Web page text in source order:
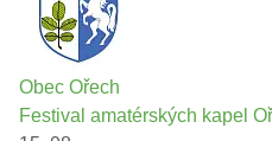
Obec Ořech
Festival amatérských kapel